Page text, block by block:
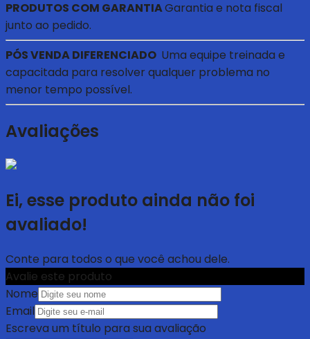
PRODUTOS COM GARANTIAGarantia e nota fiscal
junto ao pedido.
PÓS VENDA DIFERENCIADO Uma equipe treinada e
capacitada para resolver qualquer problema no
menor tempo possível.
Avaliações
Ei, esse produto ainda não foi
avaliado!
Conte para todos o que você achou dele.
Avalie este produto
Nome
Email
Escreva um título para sua avaliação